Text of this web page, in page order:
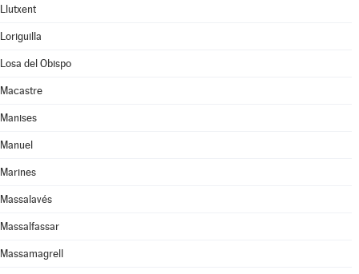
Llutxent
Loriguilla
Losa del Obispo
Macastre
Manises
Manuel
Marines
Massalavés
Massalfassar
Massamagrell